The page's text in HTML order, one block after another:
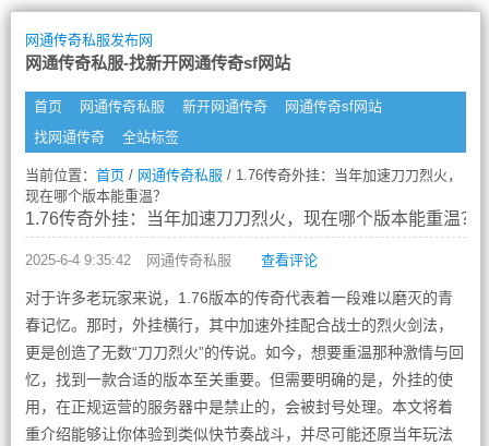
网通传奇私服发布网
网通传奇私服-找新开网通传奇sf网站
首页 网通传奇私服 新开网通传奇
网通传奇sf网站
找网通传奇
全站标签
当前位置： 首页/ 网通传奇私服 / 1.76传奇外挂：当年加速刀刀烈火，
现在哪个版本能重温？
1.76传奇外挂：当年加速刀刀烈火，现在哪个版本能重温？
2025-6-4 9:35:42 网通传奇私服 查看评论
对于许多老玩家来说，1.76版本的传奇代表着一段难以磨灭的青
春记忆。那时，外挂横行，其中加速外挂配合战士的烈火剑法，
更是创造了无数“刀刀烈火”的传说。如今，想要重温那种激情与回
忆，找到一款合适的版本至关重要。但需要明确的是，外挂的使
用，在正规运营的服务器中是禁止的，会被封号处理。本文将着
重介绍能够让你体验到类似快节奏战斗，并尽可能还原当年玩法